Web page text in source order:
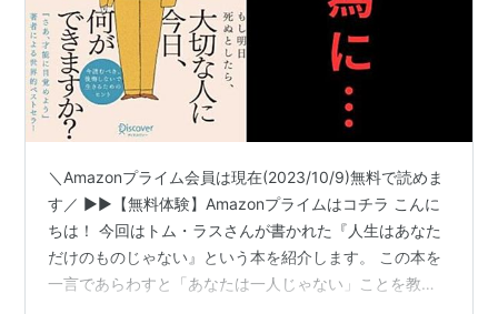
＼Amazonプライム会員は現在(2023/10/9)無料で読めま
す／ ▶▶【無料体験】Amazonプライムはコチラ こんに
ちは！ 今回はトム・ラスさんが書かれた『人生はあなた
だけのものじゃない』という本を紹介します。 この本を
一言であらわすと「あなたは一人じゃない」ことを教え